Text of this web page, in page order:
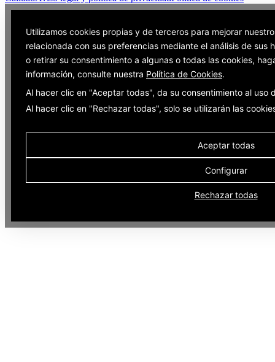
Utilizamos cookies propias y de terceros para mejorar
relacionada con sus preferencias mediante el análisis de sus
o retirar su consentimiento a algunas o todas las cookies,
información, consulte nuestra Política de Cookies.
Al hacer clic en "Aceptar todas", da su consentimiento al uso
Al hacer clic en "Rechazar todas", solo se utilizarán las
Aceptar todas
Configurar
Rechazar todas